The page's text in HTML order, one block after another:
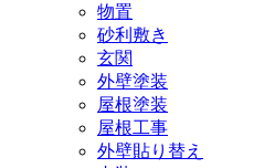
物置
砂利敷き
玄関
外壁塗装
屋根塗装
屋根工事
外壁貼り替え